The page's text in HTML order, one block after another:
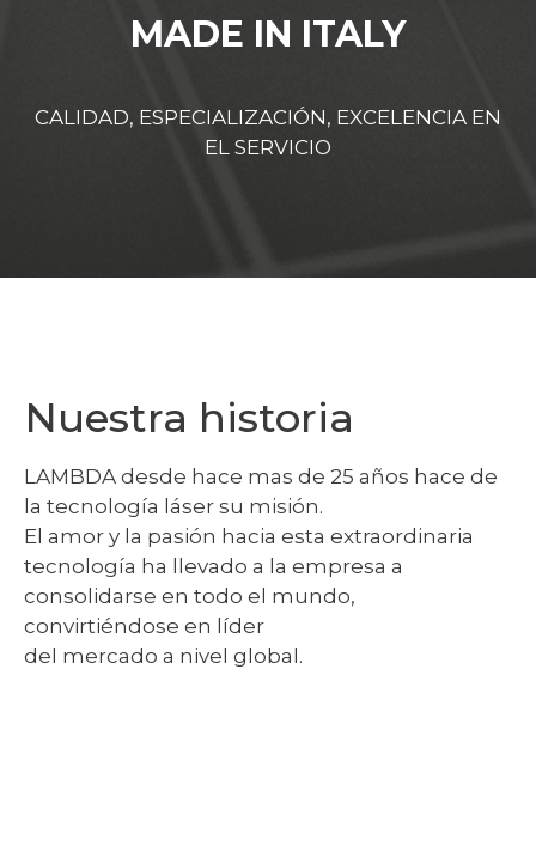
MADE IN ITALY
CALIDAD, ESPECIALIZACIÓN, EXCELENCIA EN
EL SERVICIO
Nuestra historia
LAMBDA desde hace mas de 25 años hace de
la tecnología láser su misión.
El amor y la pasión hacia esta extraordinaria
tecnología ha llevado a la empresa a
consolidarse en todo el mundo,
convirtiéndose en líder
del mercado a nivel global.